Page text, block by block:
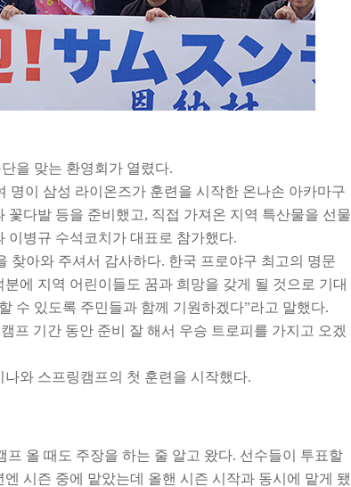
을 맞는 환영회가 열렸다.
명이 삼성 라이온즈가 훈련을 시작한 온나손 아카마구
꽃다발 등을 준비했고, 직접 가져온 지역 특산물을 선물
이병규 수석코치가 대표로 참가했다.
찾아와 주셔서 감사하다. 한국 프로야구 최고의 명문
에 지역 어린이들도 꿈과 희망을 갖게 될 것으로 기대
수 있도록 주민들과 함께 기원하겠다”라고 말했다.
프 기간 동안 준비 잘 해서 우승 트로피를 가지고 오겠
와 스프링캠프의 첫 훈련을 시작했다.
프 올 때도 주장을 하는 줄 알고 왔다. 선수들이 투표할
시즌 중에 맡았는데 올핸 시즌 시작과 동시에 맡게 됐